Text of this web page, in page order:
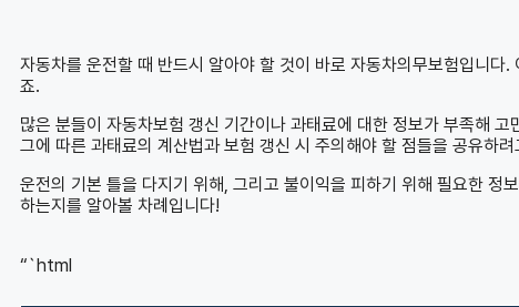
자동차를 운전할 때 반드시 알아야 할 것이 바로 자동차의무보험입니다
죠.
많은 분들이 자동차보험 갱신 기간이나 과태료에 대한 정보가 부족해
그에 따른 과태료의 계산법과 보험 갱신 시 주의해야 할 점들을 공유하려
운전의 기본 틀을 다지기 위해, 그리고 불이익을 피하기 위해 필요한 정
하는지를 알아볼 차례입니다!
“`html